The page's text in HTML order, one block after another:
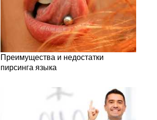
Преимущества и недостатки
пирсинга языка